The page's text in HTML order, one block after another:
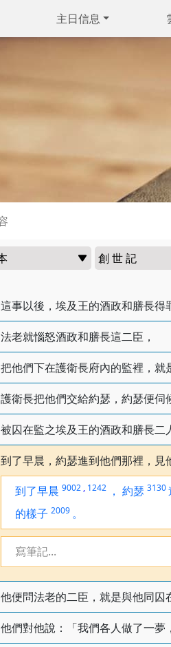
主日信息
這事以後，埃及王的酒政和膳長得
法老就惱怒酒政和膳長這二臣，
把他們下在護衛長府內的監裡，就
護衛長把他們交給約瑟，約瑟便伺
被囚在監之埃及王的酒政和膳長二
到了早晨，約瑟進到他們那裡，見
到了早晨 9002 , 1242 ， 約瑟 3130
的樣子 2009 。
寫筆記...
他便問法老的二臣，就是與他同囚
他們對他說：「我們各人做了一